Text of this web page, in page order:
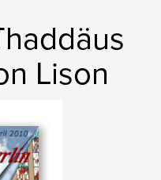
Lison